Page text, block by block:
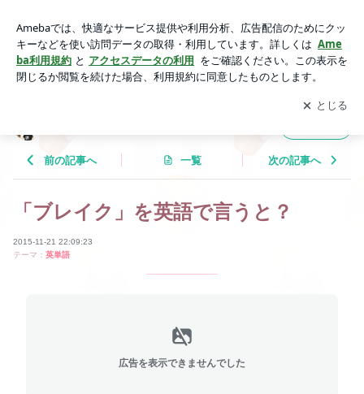
アプリをダウンロードして ブログの更新通知
を受け取りまし
ょう。
開く
前の記事へ 一覧 次の記事へ
「ブレイク」を英語で言うと？
2015-11-21 22:09:23
テーマ： 英単語
広告を表示できませんでした